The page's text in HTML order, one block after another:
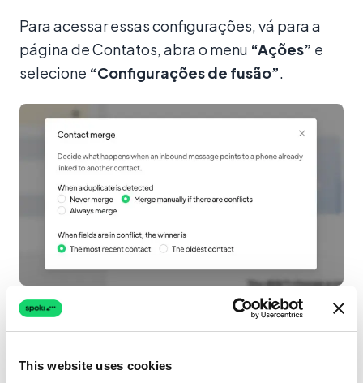
This website uses cookies
Para acessar essas configurações, vá para a
página de Contatos, abra o menu “Ações” e
selecione “Configurações de fusão”.
Screenshot 4